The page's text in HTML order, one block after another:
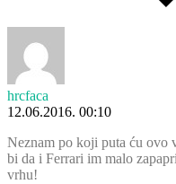
hrcfaca
12.06.2016. 00:10
Neznam po koji puta ću ovo
bi da i Ferrari im malo
vrhu!